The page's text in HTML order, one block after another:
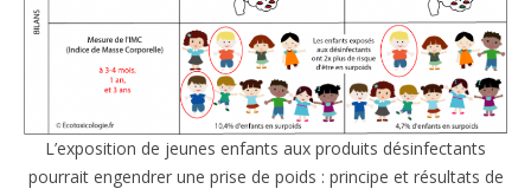
L’exposition de jeunes enfants aux produits désinfectants
pourrait engendrer une prise de poids : principe et résultats de